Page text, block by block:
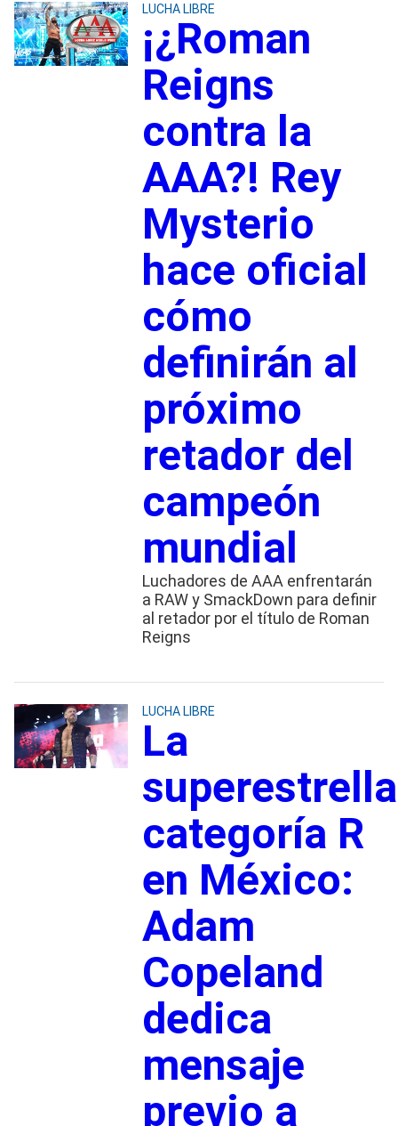
LUCHA LIBRE
¡¿Roman
Reigns
contra la
AAA?! Rey
Mysterio
hace oficial
cómo
definirán al
próximo
retador del
campeón
mundial
Luchadores de AAA enfrentarán
a RAW y SmackDown para definir
al retador por el título de Roman
Reigns
LUCHA LIBRE
La
superestrella
categoría R
en México:
Adam
Copeland
dedica
mensaje
previo a